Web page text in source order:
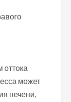
может
печени,